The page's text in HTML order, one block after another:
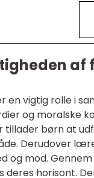
af
en vigtig rolle i
og moralske
tillader børn at
Derudover
og mod.
deres horisont.